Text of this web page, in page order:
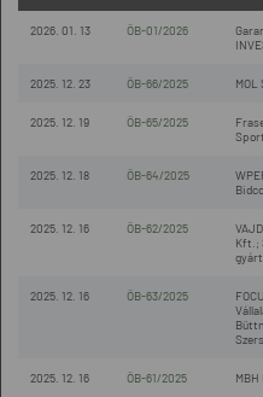
2026. 01. 13 ÖB-01/2026
2025. 12. 23 ÖB-66/2025 MOL
2025. 12. 19 ÖB-65/2025
2025. 12. 18 ÖB-64/2025
2025. 12. 16 ÖB-62/2025
Kft.;
2025. 12. 16 ÖB-63/2025
2025. 12. 16 ÖB-61/2025